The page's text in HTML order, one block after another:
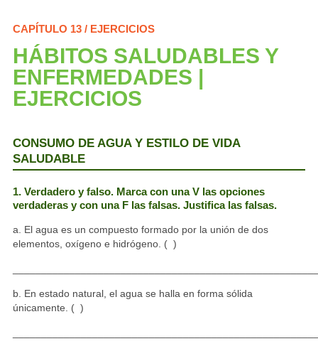
CAPÍTULO 13 / EJERCICIOS
HÁBITOS SALUDABLES Y
ENFERMEDADES |
EJERCICIOS
CONSUMO DE AGUA Y ESTILO DE VIDA
SALUDABLE
1. Verdadero y falso. Marca con una V las opciones
verdaderas y con una F las falsas. Justifica las falsas.
a. El agua es un compuesto formado por la unión de dos
elementos, oxígeno e hidrógeno. ( )
b. En estado natural, el agua se halla en forma sólida
únicamente. ( )